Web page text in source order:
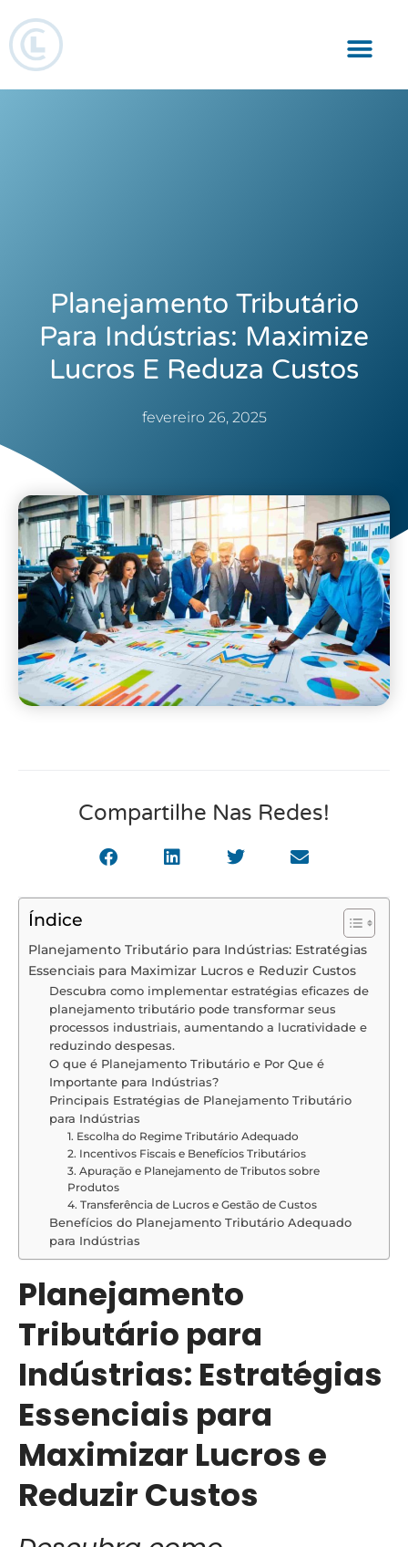
Planejamento Tributário
Para Indústrias: Maximize
Lucros E Reduza Custos
fevereiro 26, 2025
Compartilhe Nas Redes!
Índice
Planejamento Tributário para Indústrias: Estratégias
Essenciais para Maximizar Lucros e Reduzir Custos
Descubra como implementar estratégias eficazes de
planejamento tributário pode transformar seus
processos industriais, aumentando a lucratividade e
reduzindo despesas.
O que é Planejamento Tributário e Por Que é
Importante para Indústrias?
Principais Estratégias de Planejamento Tributário
para Indústrias
1. Escolha do Regime Tributário Adequado
2. Incentivos Fiscais e Benefícios Tributários
3. Apuração e Planejamento de Tributos sobre
Produtos
4. Transferência de Lucros e Gestão de Custos
Benefícios do Planejamento Tributário Adequado
para Indústrias
Planejamento
Tributário para
Indústrias: Estratégias
Essenciais para
Maximizar Lucros e
Reduzir Custos